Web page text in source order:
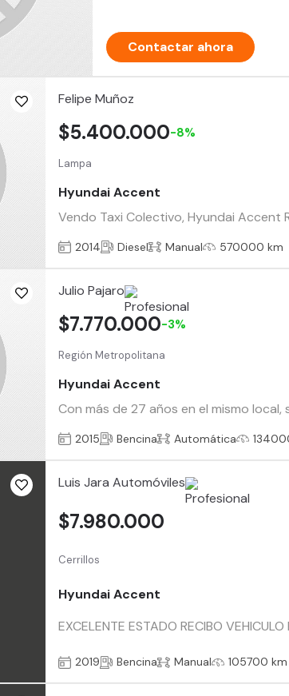
Contactar ahora
Felipe Muñoz
Lampa
Hyundai Accent
Vendo Taxi Colectivo, Hyundai Accent
$5.400.000-8%
2014 Diesel Manual 570000 km
Julio Pajaro
Región Metropolitana
Hyundai Accent
Con más de 27 años en el mismo
$7.770.000-3%
2015 Bencina Automática
Luis Jara Automóviles
Cerrillos
Hyundai Accent
EXCELENTE ESTADO RECIBO
$7.980.000
2019 Bencina Manual 105700 km